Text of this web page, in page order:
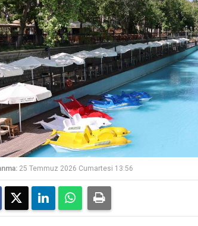
25 Temmuz 2026 Cumartesi 13:56